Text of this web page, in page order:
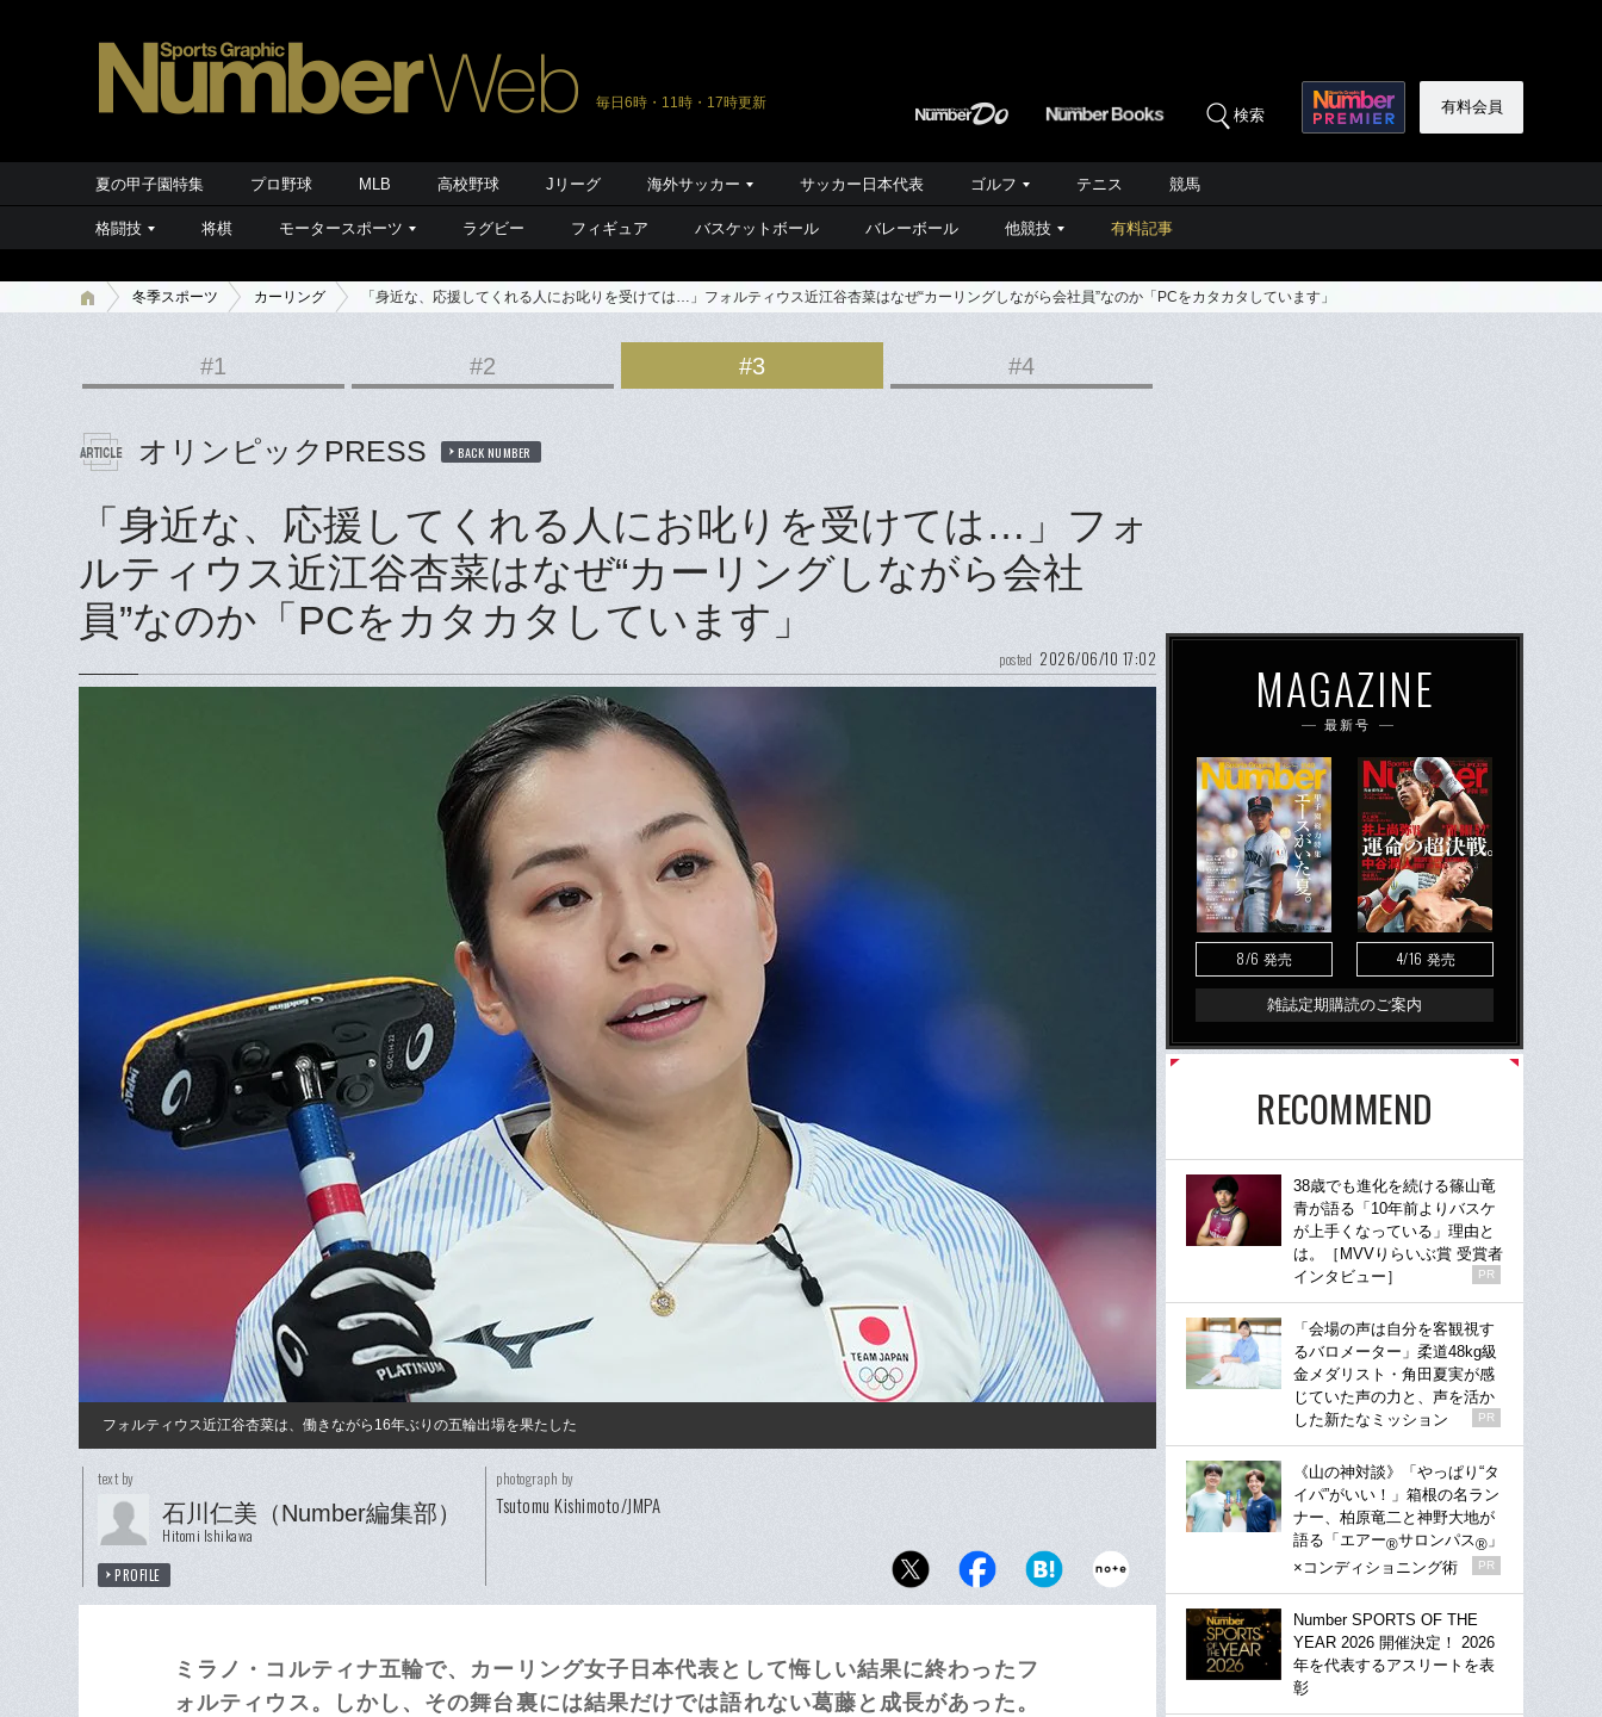
毎日6時・11時・17時更新
検索 有料会員
夏の甲子園特集 プロ野球 MLB 高校野球 Jリーグ 海外サッカー サッカー日本代表 ゴルフ テニス 競馬
格闘技 将棋 モータースポーツ ラグビー フィギュア バスケットボール バレーボール 他競技 有料記事
冬季スポーツ カーリング 「身近な、応援してくれる人にお叱りを受けては…」フォルティウス近江谷杏菜はなぜ“カーリングしながら会社員”なのか「PCをカタカタしています」
#1 #2 #3 #4
オリンピックPRESS BACK NUMBER
「身近な、応援してくれる人にお叱りを受けては…」フォ
ルティウス近江谷杏菜はなぜ“カーリングしながら会社
員”なのか「PCをカタカタしています」
posted 2026/06/10 17:02
フォルティウス近江谷杏菜は、働きながら16年ぶりの五輪出場を果たした
text by
石川仁美（Number編集部）
Hitomi Ishikawa
PROFILE
photograph by
Tsutomu Kishimoto/JMPA
ミラノ・コルティナ五輪で、カーリング女子日本代表として悔しい結果に終わったフ
ォルティウス。しかし、その舞台裏には結果だけでは語れない葛藤と成長があった。
MAGAZINE
最新号
8/6 発売 4/16 発売
雑誌定期購読のご案内
RECOMMEND
38歳でも進化を続ける篠山竜
青が語る「10年前よりバスケ
が上手くなっている」理由と
は。［MVVりらいぶ賞 受賞者
インタビュー］
PR
「会場の声は自分を客観視す
るバロメーター」柔道48kg級
金メダリスト・角田夏実が感
じていた声の力と、声を活か
した新たなミッション
PR
《山の神対談》「やっぱり“タ
イパ”がいい！」箱根の名ラン
ナー、柏原竜二と神野大地が
語る「エアー®サロンパス® 」
×コンディショニング術
PR
Number SPORTS OF THE
YEAR 2026 開催決定！ 2026
年を代表するアスリートを表
彰